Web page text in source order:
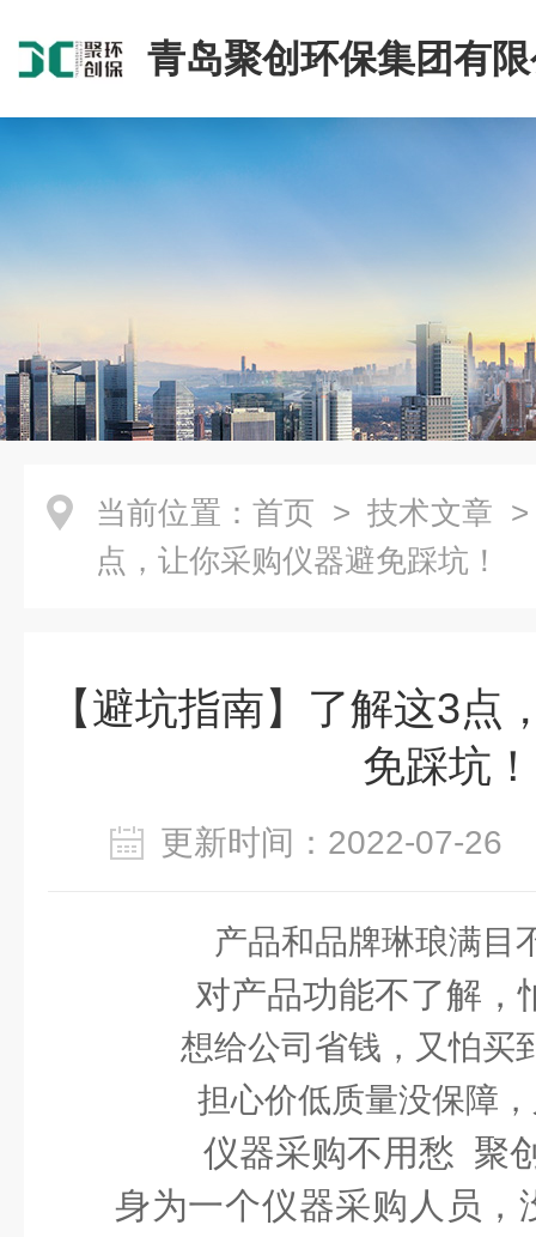
青岛聚创环保集团有
当前位置： 首页 > 技术文章
点，让你采购仪器避免踩坑！
【避坑指南】了解这3点
免踩坑！
更新时间：2022-07-
产品和品牌琳琅满目
对产品功能不了解，
想给公司省钱，又怕买
担心价低质量没保障
仪器采购不用愁 聚
身为一个仪器采购人员，